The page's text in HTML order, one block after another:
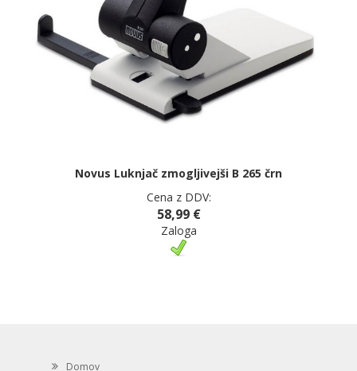
Novus Luknjač zmogljivejši B 265 črn
Cena z DDV:
58,99 €
Zaloga
Domov